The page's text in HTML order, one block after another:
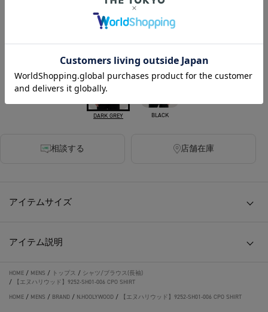
税込
380ポイント付与
DARK GREY BLACK
相談する 店舗在庫
アイテムサイズ
アイテム説明
HOME / MENS / トップス / シャツ/ブラウス(長袖)
/
【エヌハリウッド】9252-SH01-006 CPO SHIRT
HOME / MENS / BRAND / N.HOOLYWOOD / 【エヌハリウッド】9252-SH01-006 CPO SHIRT